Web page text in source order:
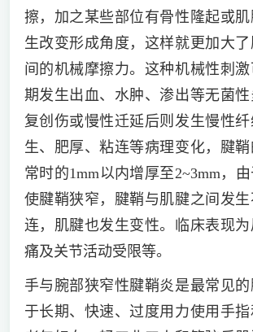
擦，加之某些部位有骨性隆起或
生改变形成角度，这样就更加大
间的机械摩擦力。这种机械性刺
期发生出血、水肿、渗出等无菌
复创伤或慢性迁延后则发生慢性
生、肥厚、粘连等病理变化，腱
常时的1mm以内增厚至2~3mm，
使腱鞘狭窄，腱鞘与肌腱之间发
连，肌腱也发生变性。临床表现
痛及关节活动受限等。
手与腕部狭窄性腱鞘炎是最常见
于长期、快速、过度用力使用手